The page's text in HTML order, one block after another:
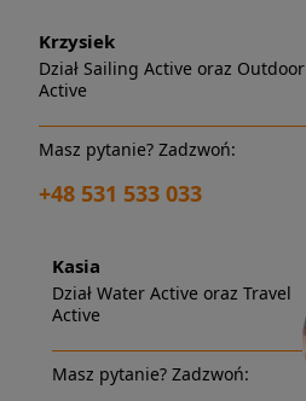
Krzysiek
Dział Sailing Active oraz Outdoor
Active
Masz pytanie? Zadzwoń:
+48 531 533 033
Kasia
Dział Water Active oraz Travel
Active
Masz pytanie? Zadzwoń: